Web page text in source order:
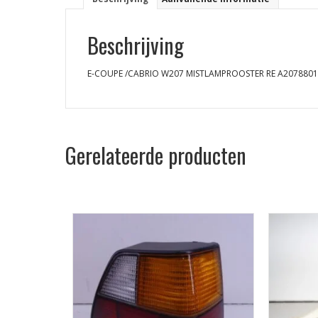
Beschrijving
E-COUPE /CABRIO W207 MISTLAMPROOSTER RE
Gerelateerde producten